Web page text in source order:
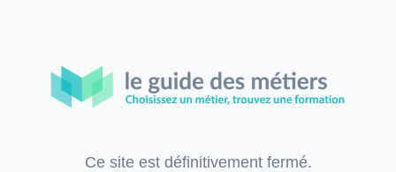
Ce site est définitivement fermé.